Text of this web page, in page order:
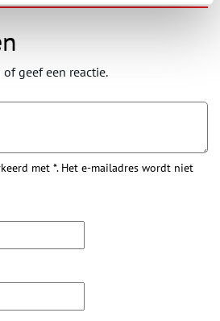
geef een reactie.
met *. Het e-mailadres wordt niet